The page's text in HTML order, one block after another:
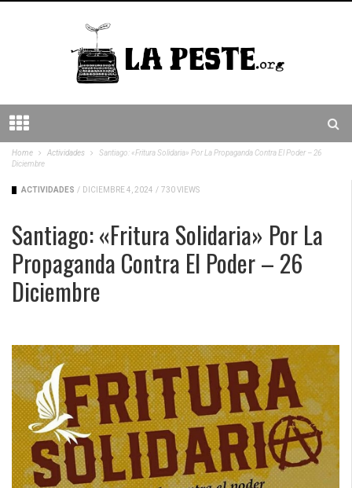
Home Actividades
Santiago: «Fritura Solidaria» Por La Propaganda Contra El Poder – 26
Diciembre
ACTIVIDADES / DICIEMBRE 4, 2024 / 730 VIEWS
Santiago: «Fritura Solidaria» Por La
Propaganda Contra El Poder – 26
Diciembre